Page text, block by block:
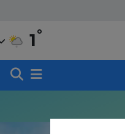
1 °